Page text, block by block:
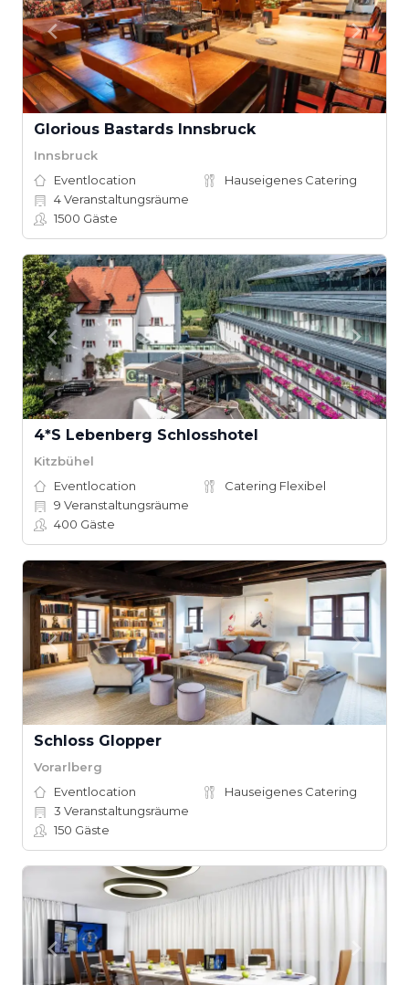
Glorious Bastards Innsbruck
Innsbruck
Eventlocation
Hauseigenes Catering
4Veranstaltungsräume
1500 Gäste
4*S Lebenberg Schlosshotel
Kitzbühel
Eventlocation
Catering Flexibel
9 Veranstaltungsräume
400 Gäste
Schloss Glopper
Vorarlberg
Eventlocation
Hauseigenes Catering
3 Veranstaltungsräume
150 Gäste